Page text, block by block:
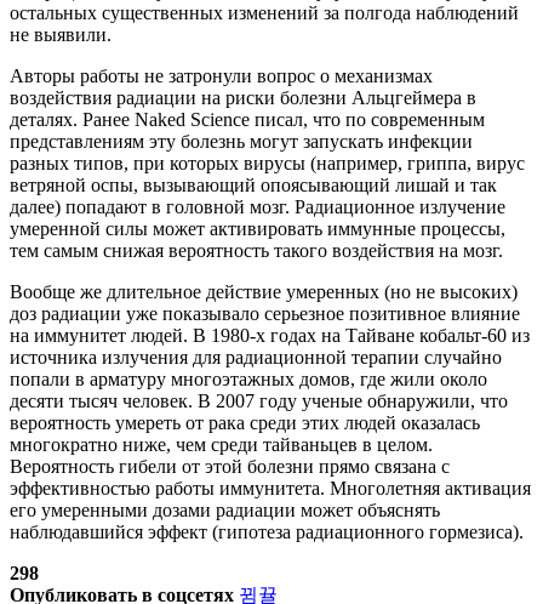
остальных существенных изменений за полгода наблюдений
не выявили.
Авторы работы не затронули вопрос о механизмах
воздействия радиации на риски болезни Альцгеймера в
деталях. Ранее Naked Science писал, что по современным
представлениям эту болезнь могут запускать инфекции
разных типов, при которых вирусы (например, гриппа, вирус
ветряной оспы, вызывающий опоясывающий лишай и так
далее) попадают в головной мозг. Радиационное излучение
умеренной силы может активировать иммунные процессы,
тем самым снижая вероятность такого воздействия на мозг.
Вообще же длительное действие умеренных (но не высоких)
доз радиации уже показывало серьезное позитивное влияние
на иммунитет людей. В 1980-х годах на Тайване кобальт-60 из
источника излучения для радиационной терапии случайно
попали в арматуру многоэтажных домов, где жили около
десяти тысяч человек. В 2007 году ученые обнаружили, что
вероятность умереть от рака среди этих людей оказалась
многократно ниже, чем среди тайваньцев в целом.
Вероятность гибели от этой болезни прямо связана с
эффективностью работы иммунитета. Многолетняя активация
его умеренными дозами радиации может объяснять
наблюдавшийся эффект (гипотеза радиационного гормезиса).
298
Опубликовать в соцсетях